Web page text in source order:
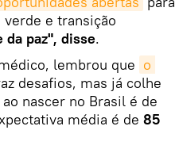
e transição
paz", disse.
lembrou que o
desafios, mas já colhe
nascer no Brasil é de
média é de 85